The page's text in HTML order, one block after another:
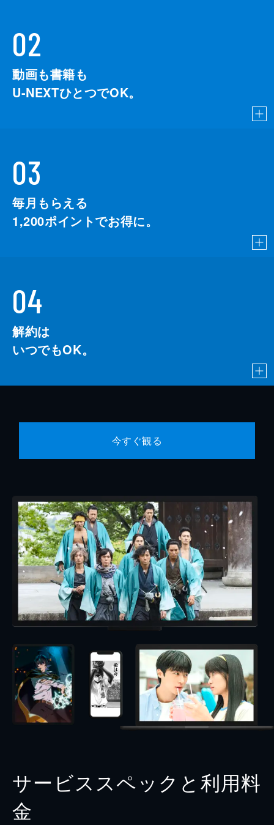
02
動画も書籍も
U-NEXTひとつでOK。
03
毎月もらえる
1,200ポイントでお得に。
04
解約は
いつでもOK。
今すぐ観る
サービススペックと利用料
金